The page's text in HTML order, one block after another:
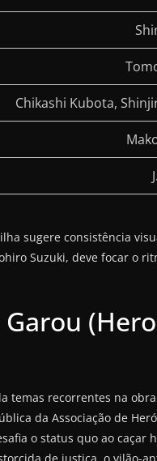
Chikashi Kubota,
sugere consistência
Suzuki, deve focar o
temas recorrentes na
da Associação de
o status quo ao caçar